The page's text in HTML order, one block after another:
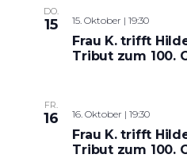
DO.
15 15. Oktober | 19:30
Frau K. trifft
Tribut zum 100.
FR.
16 16. Oktober | 19:30
Frau K. trifft
Tribut zum 100.